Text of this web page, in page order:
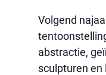
Volgend
abstractie,
sculpturen